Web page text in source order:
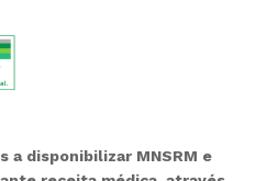
a disponibilizar MNSRM e